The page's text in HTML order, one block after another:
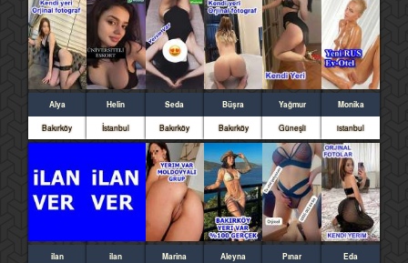
Alya
Bakırköy
Helin
İstanbul
Seda
Bakırköy
Büşra
Bakırköy
Yağmur
Güneşli
Monika
istanbul
ilan ilan Marina Aleyna Pınar Eda